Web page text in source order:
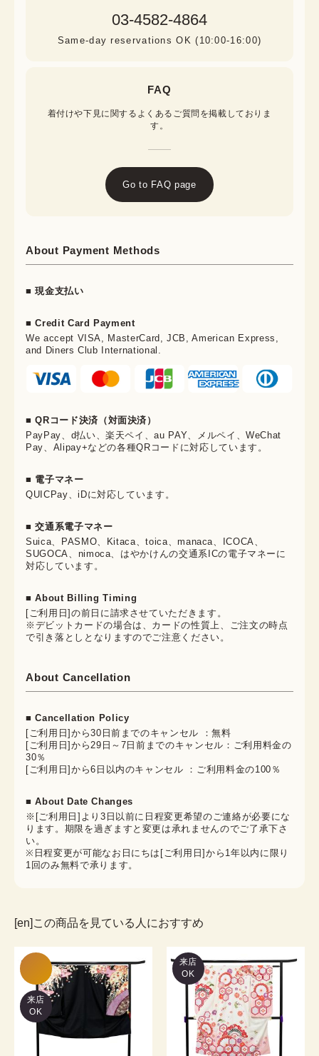
03-4582-4864
Same-day reservations OK (10:00-16:00)
FAQ
着付けや下見に関するよくあるご質問を掲載しておりま
す。
Go to FAQ page
About Payment Methods
■ 現金支払い
■ Credit Card Payment
We accept VISA, MasterCard, JCB, American Express,
and Diners Club International.
■ QRコード決済（対面決済）
PayPay、d払い、楽天ペイ、au PAY、メルペイ、WeChat
Pay、Alipay+などの各種QRコードに対応しています。
■ 電子マネー
QUICPay、iDに対応しています。
■ 交通系電子マネー
Suica、PASMO、Kitaca、toica、manaca、ICOCA、
SUGOCA、nimoca、はやかけんの交通系ICの電子マネーに
対応しています。
■ About Billing Timing
[ご利用日]の前日に請求させていただきます。
※デビットカードの場合は、カードの性質上、ご注文の時点
で引き落としとなりますのでご注意ください。
About Cancellation
■ Cancellation Policy
[ご利用日]から30日前までのキャンセル ：無料
[ご利用日]から29日～7日前までのキャンセル：ご利用料金の
30％
[ご利用日]から6日以内のキャンセル ：ご利用料金の100％
■ About Date Changes
※[ご利用日]より3日以前に日程変更希望のご連絡が必要にな
ります。期限を過ぎますと変更は承れませんのでご了承下さ
い。
※日程変更が可能なお日にちは[ご利用日]から1年以内に限り
1回のみ無料で承ります。
[en]この商品を見ている人におすすめ
来店
OK
来店
OK